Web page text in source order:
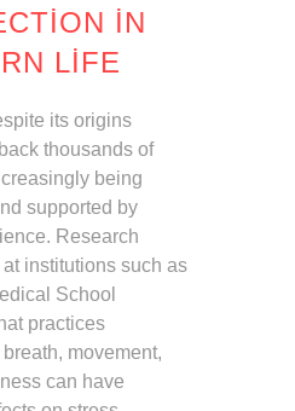
IN
LIFE
its origins
thousands of
being
supported by
Research
institutions such as
School
practices
movement,
can have